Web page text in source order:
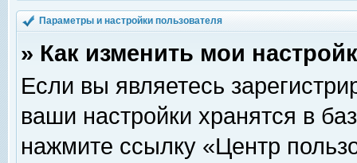
Параметры и настройки пользователя
» Как изменить мои
Если вы являетесь
ваши настройки хранятся в
нажмите ссылку «Центр